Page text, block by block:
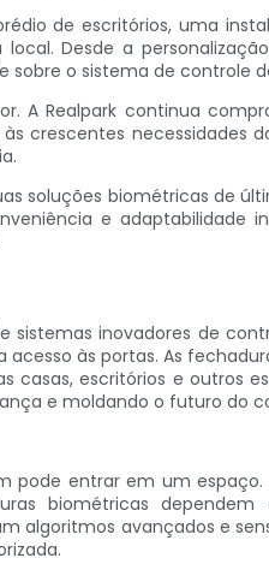
de escritórios, uma
Desde a
o sistema de controle
A Realpark continua
crescentes necessidades
soluções biométricas de
e adaptabilidade
sistemas inovadores de
às portas. As
escritórios e outros
e moldando o futuro do
pode entrar em um
biométricas dependem
algoritmos avançados e